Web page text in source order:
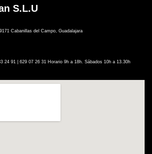
S.L.U
Cabanillas del Campo, Guadalajara
24 91 | 629 07 26 31 Horario 9h a 18h. Sábados 10h a 13.30h